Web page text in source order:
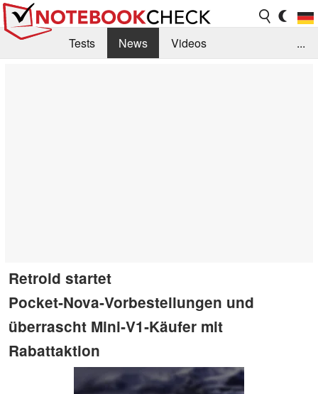
Tests News
Videos
...
Retroid startet
Pocket‑Nova‑Vorbestellungen und
überrascht Mini‑V1‑Käufer mit
Rabattaktion